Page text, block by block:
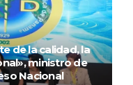
de la calidad, la
ministro de
Nacional